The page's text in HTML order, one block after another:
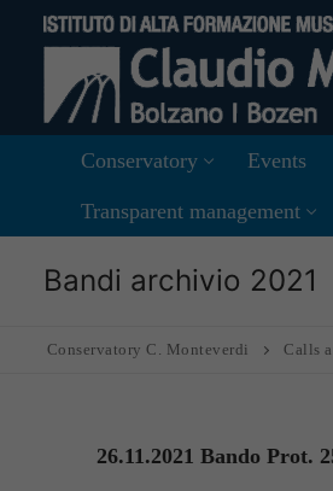
content
Conservatory Events
Transparent management
Bandi archivio 2021
Conservatory C. Monteverdi Calls
26.11.2021 Bando Prot.